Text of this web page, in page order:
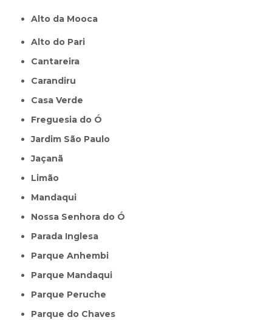
Alto da Mooca
Alto do Pari
Cantareira
Carandiru
Casa Verde
Freguesia do Ó
Jardim São Paulo
Jaçanã
Limão
Mandaqui
Nossa Senhora do Ó
Parada Inglesa
Parque Anhembi
Parque Mandaqui
Parque Peruche
Parque do Chaves